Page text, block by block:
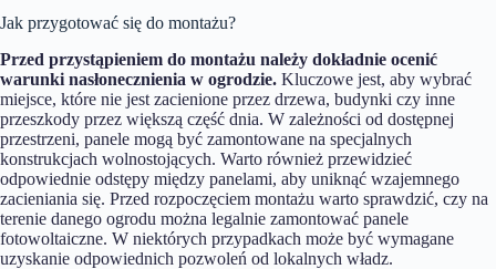
Jak przygotować się do montażu?
Przed przystąpieniem do montażu należy dokładnie ocenić
warunki nasłonecznienia w ogrodzie. Kluczowe jest, aby wybrać
miejsce, które nie jest zacienione przez drzewa, budynki czy inne
przeszkody przez większą część dnia. W zależności od dostępnej
przestrzeni, panele mogą być zamontowane na specjalnych
konstrukcjach wolnostojących. Warto również przewidzieć
odpowiednie odstępy między panelami, aby uniknąć wzajemnego
zacieniania się. Przed rozpoczęciem montażu warto sprawdzić, czy na
terenie danego ogrodu można legalnie zamontować panele
fotowoltaiczne. W niektórych przypadkach może być wymagane
uzyskanie odpowiednich pozwoleń od lokalnych władz.